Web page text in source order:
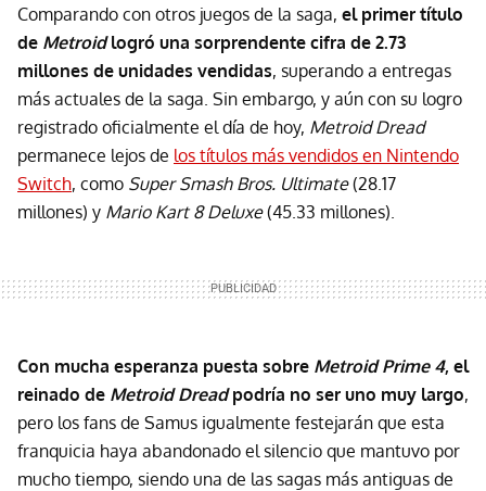
Comparando con otros juegos de la saga, el primer título
de Metroidlogró una sorprendente cifra de 2.73
millones de unidades vendidas, superando a entregas
más actuales de la saga. Sin embargo, y aún con su logro
registrado oficialmente el día de hoy, Metroid Dread
permanece lejos de los títulos más vendidos en Nintendo
Switch, como Super Smash Bros. Ultimate(28.17
millones) y Mario Kart 8 Deluxe(45.33 millones).
Con mucha esperanza puesta sobre Metroid Prime 4, el
reinado de Metroid Dreadpodría no ser uno muy largo,
pero los fans de Samus igualmente festejarán que esta
franquicia haya abandonado el silencio que mantuvo por
mucho tiempo, siendo una de las sagas más antiguas de